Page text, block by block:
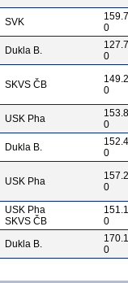
SVK
0
Dukla B.
0
SKVS ČB
0
USK Pha
0
Dukla B.
0
USK Pha
0
USK Pha
SKVS ČB
0
Dukla B.
0